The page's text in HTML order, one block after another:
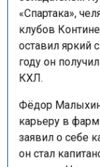
«Спартака»,
клубов
оставил яркий
году он
КХЛ.
Фёдор
карьеру в
заявил о себе
он стал